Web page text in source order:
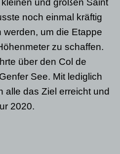
und großen Saint
noch einmal kräftig
werden, um die Etappe
zu schaffen.
über den Col de
See. Mit lediglich
alle das Ziel erreicht und
2020.